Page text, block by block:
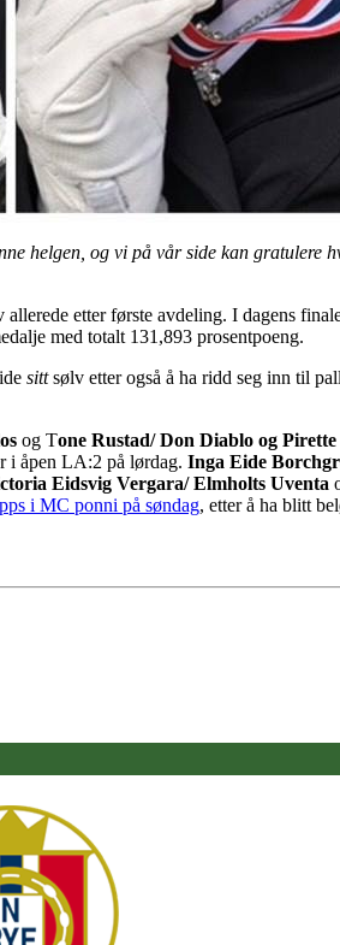
helgen, og vi på vår side kan gratulere
etter første avdeling. I dagens
med totalt 131,893 prosentpoeng.
sittsølv etter også å ha ridd seg inn til
og Tone Rustad/ Don Diablo og
i åpen LA:2 på lørdag. Inga Eide
Eidsvig Vergara/ Elmholts Uventa
i MC ponni på søndag, etter å ha blitt